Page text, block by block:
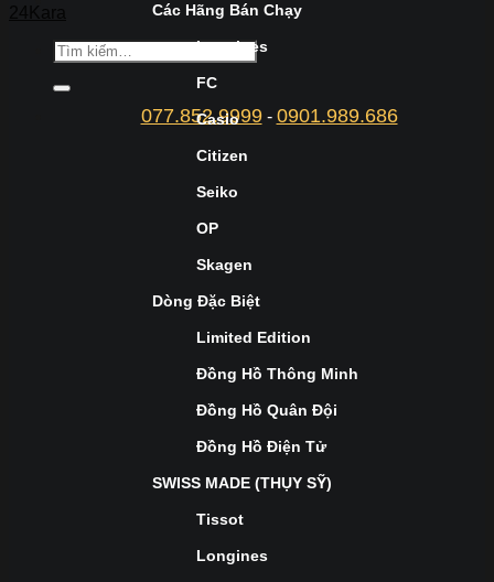
077.852.9999- 0901.989.686
Các Hãng Bán Chạy
Longines
FC
Casio
Citizen
Seiko
OP
Skagen
Dòng Đặc Biệt
Limited Edition
Đồng Hồ Thông Minh
Đồng Hồ Quân Đội
Đồng Hồ Điện Tử
SWISS MADE (THỤY SỸ)
Tissot
Longines